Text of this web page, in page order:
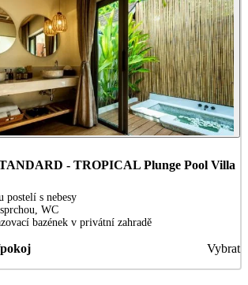
- TROPICAL Plunge Pool Villa
postelí s nebesy
WC
bazének v privátní zahradě
Vybrat